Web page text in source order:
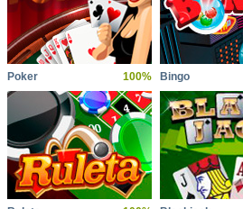
Poker 100% Bingo